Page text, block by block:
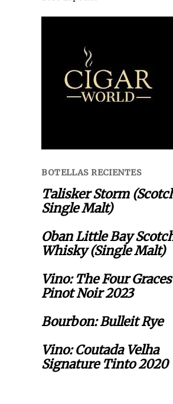
BOTELLAS RECIENTES
Talisker Storm
Single Malt)
Oban Little Bay
Whisky (Single Malt)
Vino: The Four Graces
Pinot Noir 2023
Bourbon: Bulleit Rye
Vino: Coutada Velha
Signature Tinto 2020